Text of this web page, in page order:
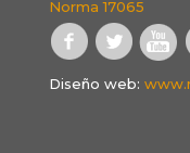
Norma 17065
Diseño web: